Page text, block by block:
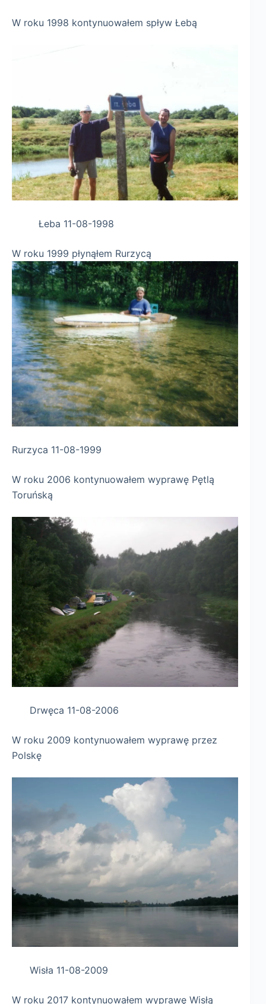
W roku 1998 kontynuowałem spływ Łebą
Łeba 11-08-1998
W roku 1999 płynąłem Rurzycą
Rurzyca 11-08-1999
W roku 2006 kontynuowałem wyprawę Pętlą
Toruńską
Drwęca 11-08-2006
W roku 2009 kontynuowałem wyprawę przez
Polskę
Wisła 11-08-2009
W roku 2017 kontynuowałem wyprawę Wisłą